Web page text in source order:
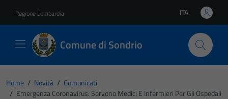
Regione Lombardia Lingua attiva:
ITA
Comune di Sondrio
Home / Novità / Comunicati
/ Emergenza Coronavirus: Servono Medici E Infermieri Per Gli Ospedali